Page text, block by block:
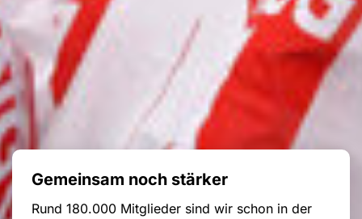
Gemeinsam noch stärker
Rund 180.000 Mitglieder sind wir schon in der